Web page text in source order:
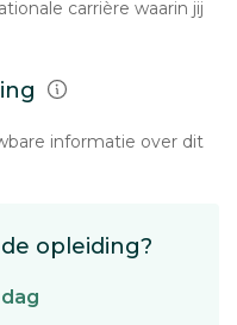
carrière waarin jij
informatie over dit
opleiding?